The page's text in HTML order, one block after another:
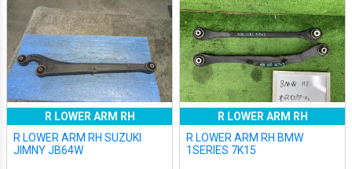
R LOWER ARM RH
R LOWER ARM RH SUZUKI
JIMNY JB64W
R LOWER ARM RH
R LOWER ARM RH BMW
1SERIES 7K15